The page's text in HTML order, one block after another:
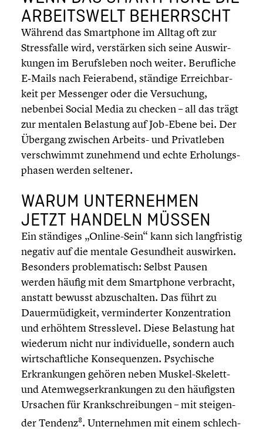
ARBEITS­WELT BEHERRSCHT
Während das Smart­phone im Alltag oft zur
Stress­falle wird, verstär­ken sich seine Auswir­
kun­gen im Berufs­le­ben noch weiter. Beruf­li­che
E‑Mails nach Feier­abend, ständige Erreich­bar­
keit per Messenger oder die Versu­chung,
nebenbei Social Media zu checken – all das trägt
zur mentalen Belastung auf Job-Ebene bei. Der
Übergang zwischen Arbeits- und Privat­le­ben
verschwimmt zunehmend und echte Erholungs­
pha­sen werden seltener.
WARUM UNTER­NEH­MEN
JETZT HANDELN MÜSSEN
Ein ständiges „Online-Sein“ kann sich langfris­tig
negativ auf die mentale Gesund­heit auswirken.
Besonders proble­ma­tisch: Selbst Pausen
werden häufig mit dem Smart­phone verbracht,
anstatt bewusst abzuschal­ten. Das führt zu
Dauer­mü­dig­keit, vermin­der­ter Konzen­tra­tion
und erhöhtem Stress­le­vel. Diese Belastung hat
wiederum nicht nur indivi­du­elle, sondern auch
wirtschaft­li­che Konse­quen­zen. Psychi­sche
Erkran­kun­gen gehören neben Muskel-Skelett-
und Atemwegs­er­kran­kun­gen zu den häufigs­ten
Ursachen für Krank­schrei­bun­gen – mit steigen­
der Tendenz8. Unter­neh­men mit einem schlech­